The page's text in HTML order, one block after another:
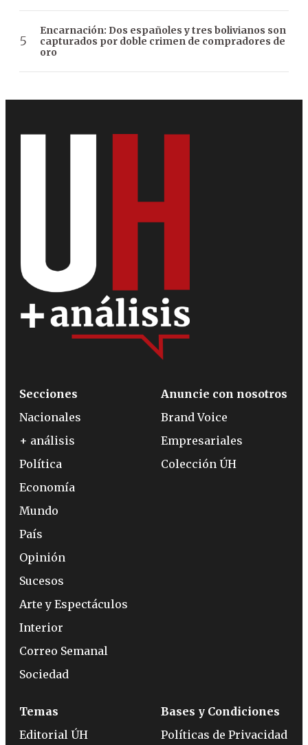
Encarnación: Dos españoles y tres bolivianos son
capturados por doble crimen de compradores de
oro
Secciones
Nacionales
+ análisis
Política
Economía
Mundo
País
Opinión
Sucesos
Arte y Espectáculos
Interior
Correo Semanal
Sociedad
Anuncie con nosotros
Brand Voice
Empresariales
Colección ÚH
Temas
Editorial ÚH
Bases y Condiciones
Políticas de Privacidad